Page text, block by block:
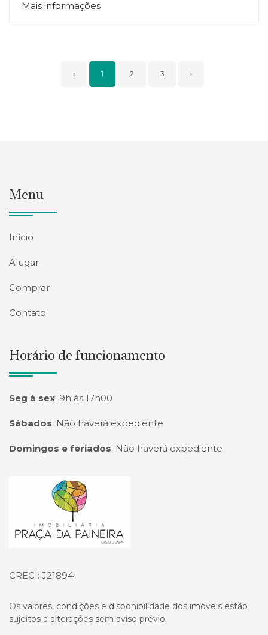
Mais informações
‹ 1 2 3 ›
Menu
Início
Alugar
Comprar
Contato
Horário de funcionamento
Seg à sex: 9h às 17h00
Sábados: Não haverá expediente
Domingos e feriados: Não haverá expediente
Página inicial
CRECI: J21894
Os valores, condições e disponibilidade dos imóveis estão
sujeitos a alterações sem aviso prévio.